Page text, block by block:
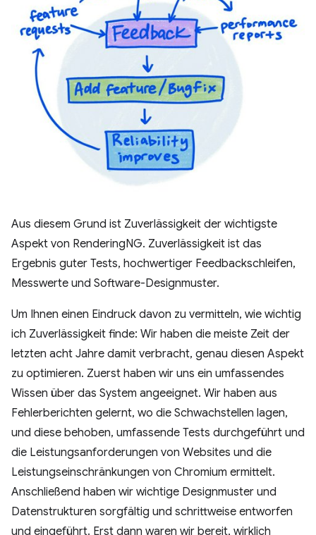
Aus diesem Grund ist Zuverlässigkeit der wichtigste
Aspekt von RenderingNG. Zuverlässigkeit ist das
Ergebnis guter Tests, hochwertiger Feedbackschleifen,
Messwerte und Software-Designmuster.
Um Ihnen einen Eindruck davon zu vermitteln, wie wichtig
ich Zuverlässigkeit finde: Wir haben die meiste Zeit der
letzten acht Jahre damit verbracht, genau diesen Aspekt
zu optimieren. Zuerst haben wir uns ein umfassendes
Wissen über das System angeeignet. Wir haben aus
Fehlerberichten gelernt, wo die Schwachstellen lagen,
und diese behoben, umfassende Tests durchgeführt und
die Leistungsanforderungen von Websites und die
Leistungseinschränkungen von Chromium ermittelt.
Anschließend haben wir wichtige Designmuster und
Datenstrukturen sorgfältig und schrittweise entworfen
und eingeführt. Erst dann waren wir bereit, wirklich